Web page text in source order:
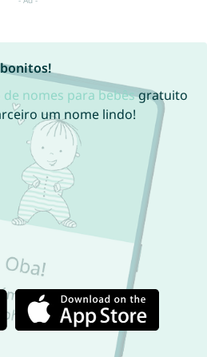
de nomes para bebêsgratuito
um nome lindo!